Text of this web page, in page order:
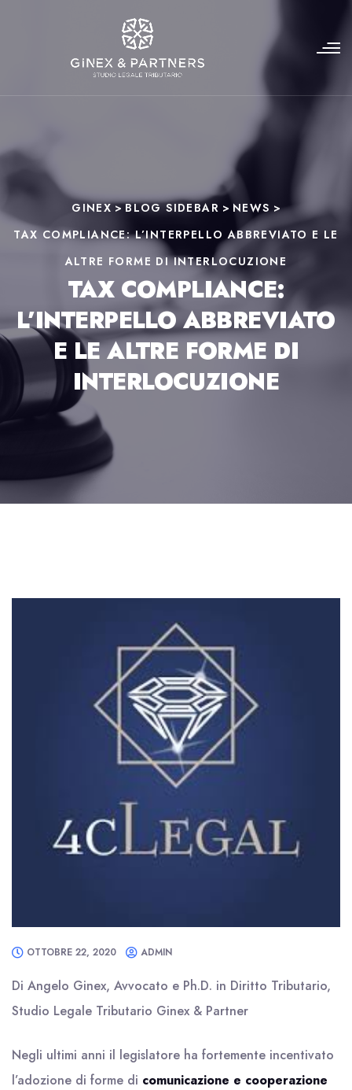
GINEX>BLOG SIDEBAR > NEWS >
TAX COMPLIANCE: L’INTERPELLO ABBREVIATO E LE
ALTRE FORME DI INTERLOCUZIONE
TAX COMPLIANCE:
L’INTERPELLO ABBREVIATO
E LE ALTRE FORME DI
INTERLOCUZIONE
OTTOBRE 22, 2020 ADMIN
Di Angelo Ginex, Avvocato e Ph.D. in Diritto Tributario,
Studio Legale Tributario Ginex & Partner
Negli ultimi anni il legislatore ha fortemente incentivato
l’adozione di forme di comunicazione e cooperazione